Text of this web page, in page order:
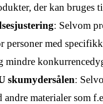
der kan bruges
: Selvom
personer med
mindre
skumydersålen:
andre materialer som